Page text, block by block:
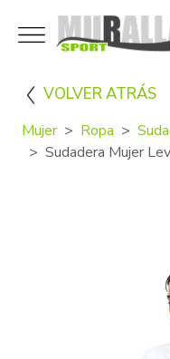
VOLVER ATRÁS
Mujer Ropa
Sudadera Mujer